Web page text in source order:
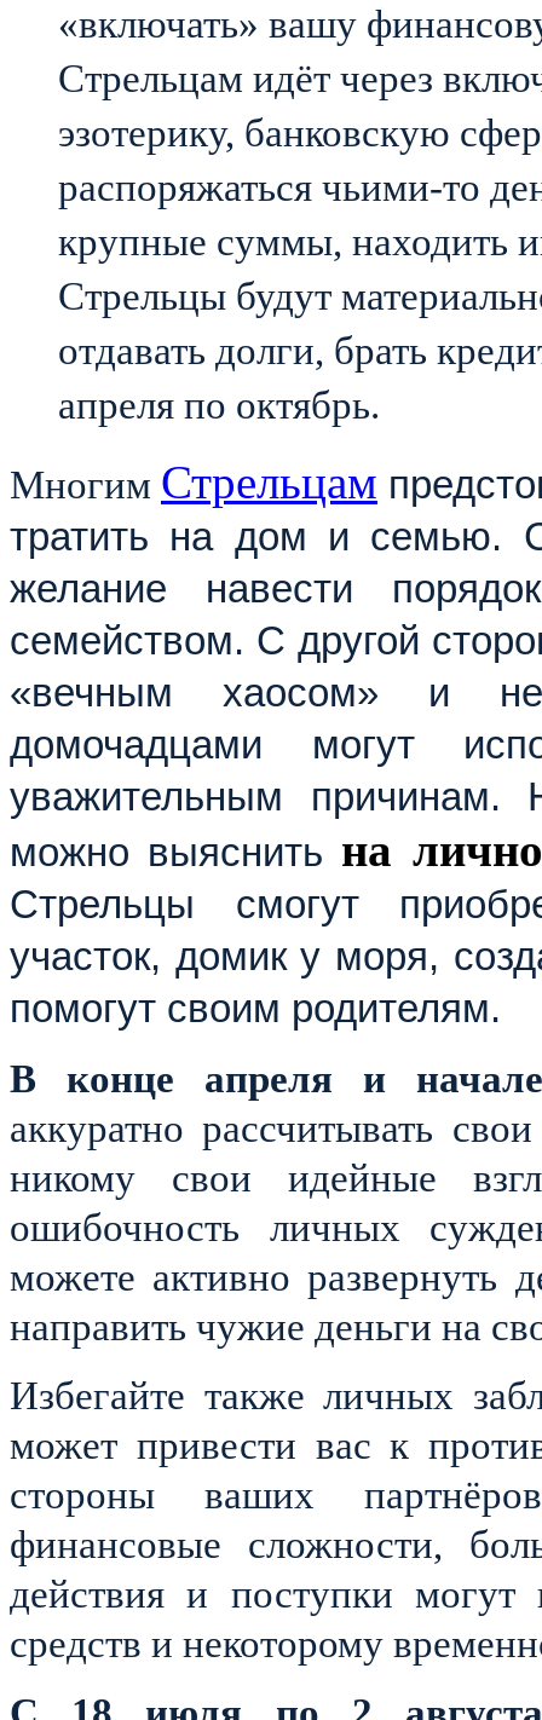
«включать» вашу
Стрельцам идёт через
эзотерику, банковскую
распоряжаться чьими-то
крупные суммы, находить
Стрельцы будут
отдавать долги, брать
апреля по октябрь.
Многим Стрельцам
тратить на дом и семью.
желание навести
семейством. С другой
«вечным хаосом» и
домочадцами могут
уважительным причинам.
можно выяснить на
Стрельцы смогут
участок, домик у моря,
помогут своим родителям.
В конце апреля и
аккуратно рассчитывать
никому свои идейные
ошибочность личных
можете активно развернуть
направить чужие деньги на
Избегайте также личных
может привести вас к
стороны ваших
финансовые сложности,
действия и поступки могут
средств и некоторому